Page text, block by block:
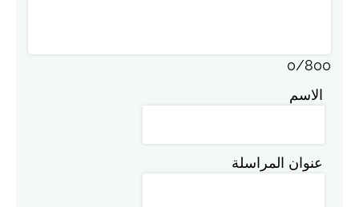
0/800
الاسم
عنوان المراسلة